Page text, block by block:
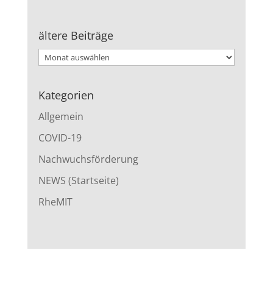
ältere Beiträge
ältere
Kategorien
Allgemein
COVID-19
Nachwuchsförderung
NEWS (Startseite)
RheMIT